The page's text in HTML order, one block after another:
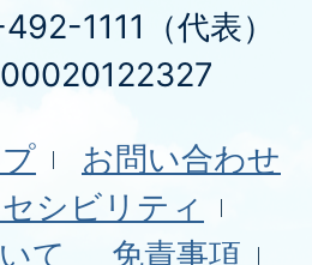
1111（代表）
お問い合わせ
シビリティ
て
免責事項